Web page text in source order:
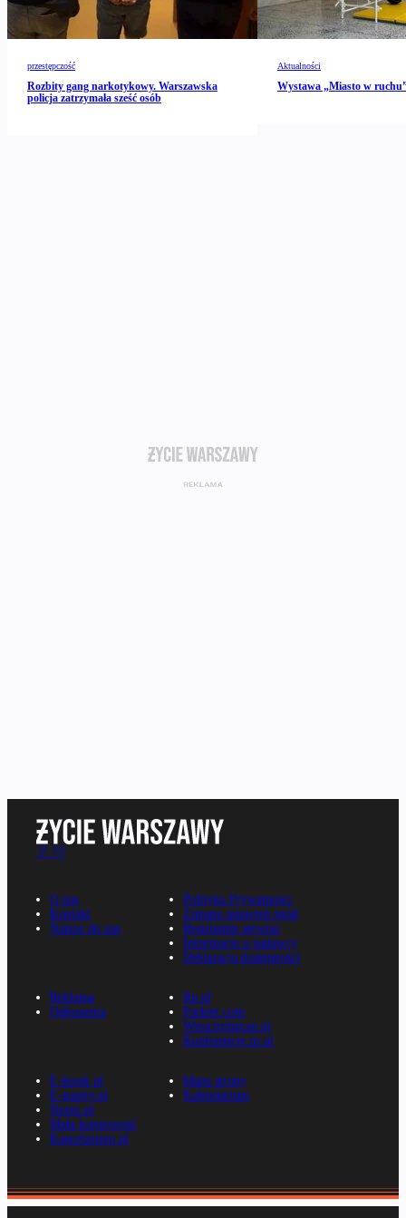
przestępczość
Rozbity gang narkotykowy. Warszawska
policja zatrzymała sześć osób
Aktualności
Wystawa „Miasto w
O nas
Kontakt
Napisz do nas
Polityka Prywatności
Zmiana ustawień zgód
Regulamin serwisu
Informacje o nadawcy
Deklaracja dostępności
Reklama
Ogłoszenia
Rp.pl
Parkiet.com
Wiescirolnicze.pl
Konferencje.rp.pl
E-kiosk.pl
E-gazety.pl
Nexto.pl
Mała księgowość
Kancelarierp.pl
Mapa strony
Kalendarium